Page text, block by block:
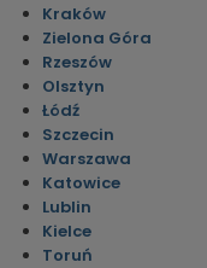
Kraków
Zielona Góra
Rzeszów
Olsztyn
Łódź
Szczecin
Warszawa
Katowice
Lublin
Kielce
Toruń